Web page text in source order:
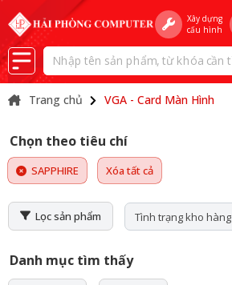
Xây dựng
cấu hình
Trang chủ VGA - Card Màn Hình
Chọn theo tiêu chí
SAPPHIRE Xóa tất cả
Lọc sản phẩm Tình trạng kho hàng
Danh mục tìm thấy